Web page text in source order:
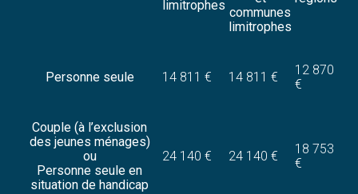
limitrophes communes
limitrophes
Personne seule 14 811 € 14 811 €
12 870
€
Couple (à l’exclusion
des jeunes ménages)
ou
Personne seule en
situation de handicap
24 140 € 24 140 €
18 753
€